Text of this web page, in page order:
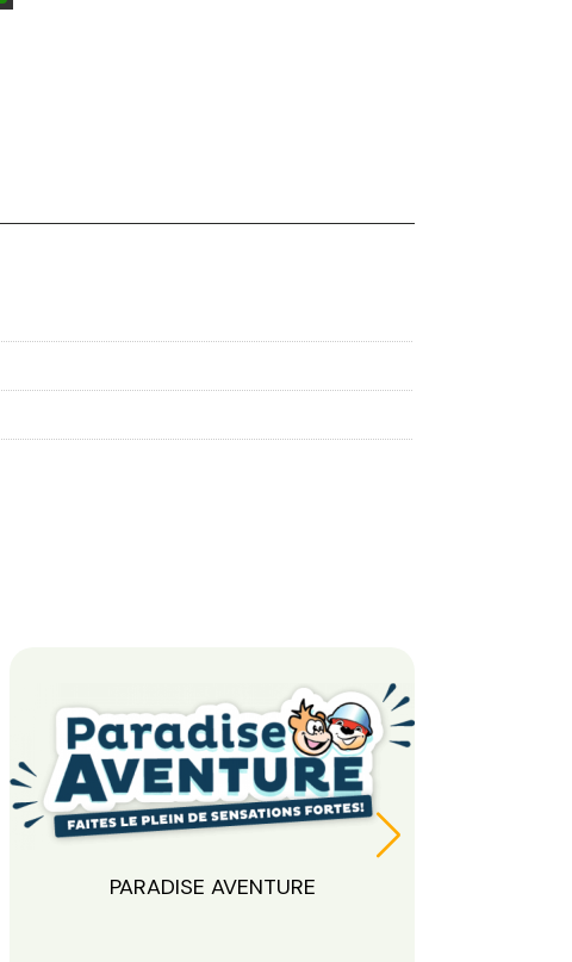
PARADISE AVENTURE